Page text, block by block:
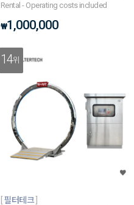
Rental - Operating costs included
₩1,000,000
14위
필터테크